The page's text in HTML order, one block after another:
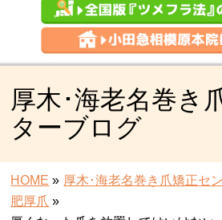
厚木･海老名巻き
ターブログ
HOME » 厚木･海老名巻き爪矯正セ
肥厚爪 »